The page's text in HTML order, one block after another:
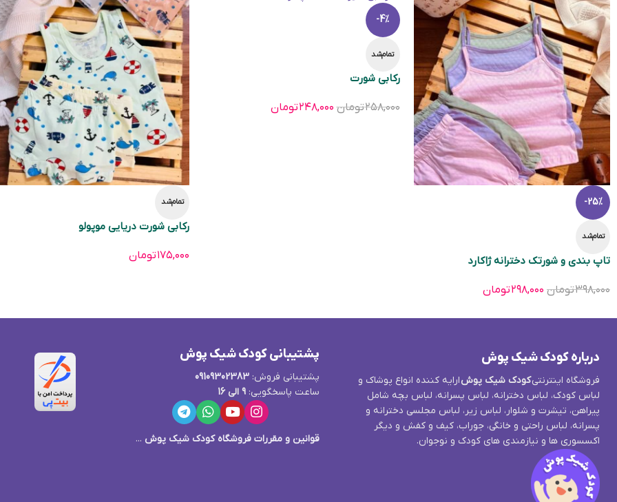
-25%
تمام‌شد
تاپ بندی و شورتک دخترانه ژاکارد
۳۹۸,۰۰۰تومان ۲۹۸,۰۰۰تومان
-4%
تمام‌شد
ركابی شورت
۲۵۸,۰۰۰تومان ۲۴۸,۰۰۰تومان
تمام‌شد
رکابی شورت دریایی موپولو
۱۷۵,۰۰۰تومان
درباره کودک شیک پوش
فروشگاه اینترنتیکودک شیک پوشارایه کننده انواع پوشاک و
لباس کودک، لباس دخترانه، لباس پسرانه، لباس بچه شامل
پیراهن، تیشرت و شلوار، لباس زیر، لباس مجلسی دخترانه و
پسرانه، لباس راحتی و خانگی، جوراب، کیف و کفش و دیگر
اکسسوری ها و نیازمندی های کودک و نوجوان.
پشتیبانی کودک شیک پوش
پشتیبانی فروش:09109302383
ساعت پاسخگویی:9 الی 16
قوانین و مقررات فروشگاه کودک شیک پوش ...